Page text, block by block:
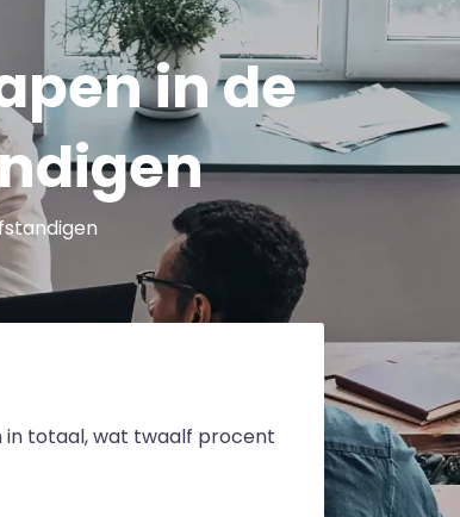
in de
in totaal, wat twaalf procent